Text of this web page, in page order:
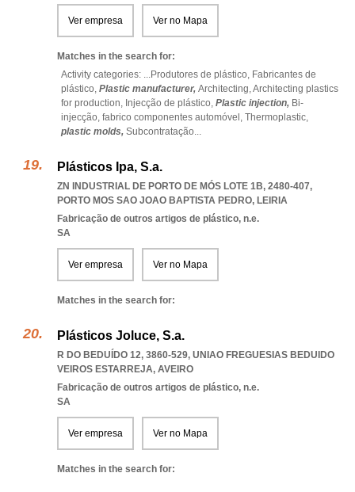
Ver empresa Ver no Mapa
Matches in the search for:
Activity categories: ...Produtores de plástico, Fabricantes de
plástico, Plastic manufacturer, Architecting,Architecting plastics
for production, Injecção de plástico, Plastic injection, Bi-
injecção, fabrico componentes automóvel, Thermoplastic,
plastic molds, Subcontratação...
Plásticos Ipa, S.a.
ZN INDUSTRIAL DE PORTO DE MÓS LOTE 1B, 2480-407,
PORTO MOS SAO JOAO BAPTISTA PEDRO, LEIRIA
Fabricação de outros artigos de plástico, n.e.
SA
Ver empresa Ver no Mapa
Matches in the search for:
Plásticos Joluce, S.a.
R DO BEDUÍDO 12, 3860-529, UNIAO FREGUESIAS BEDUIDO
VEIROS ESTARREJA, AVEIRO
Fabricação de outros artigos de plástico, n.e.
SA
Ver empresa Ver no Mapa
Matches in the search for: